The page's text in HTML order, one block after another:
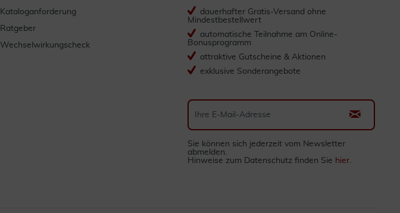
Kataloganforderung
Ratgeber
Wechselwirkungscheck
dauerhafter Gratis-Versand ohne
Mindestbestellwert
automatische Teilnahme am Online-
Bonusprogramm
attraktive Gutscheine & Aktionen
exklusive Sonderangebote
Sie können sich jederzeit vom Newsletter
abmelden.
Hinweise zum Datenschutz finden Sie hier.